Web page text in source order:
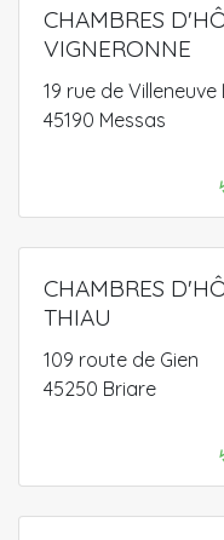
CHAMBRES
VIGNERONNE
19 rue de
45190 Messas
CHAMBRES
THIAU
109 route de Gien
45250 Briare